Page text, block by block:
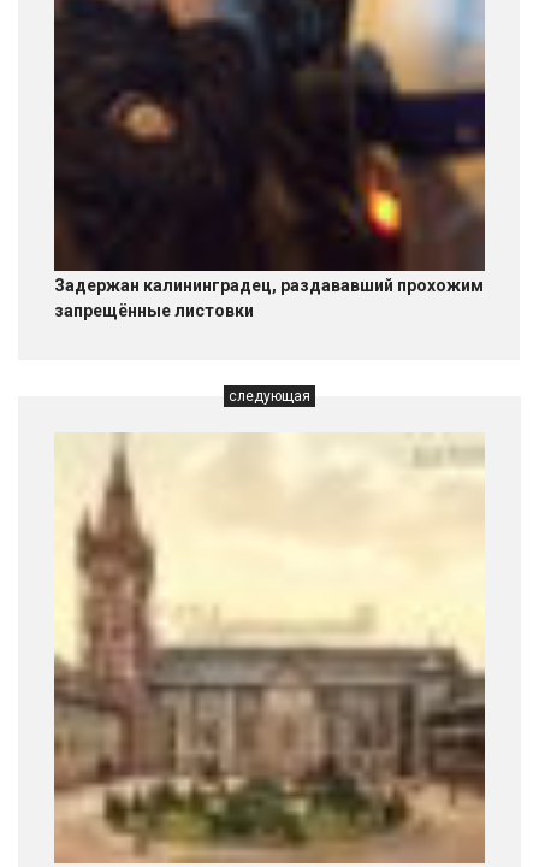
Задержан калининградец, раздававший прохожим
запрещённые листовки
следующая